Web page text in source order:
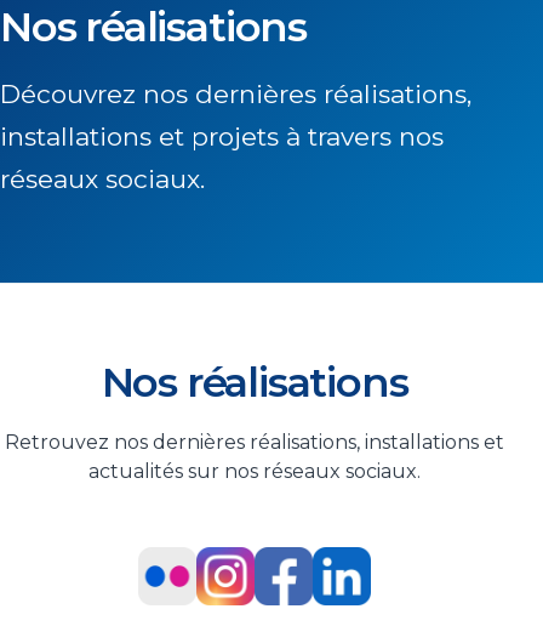
Nos réalisations
Découvrez nos dernières réalisations,
installations et projets à travers nos
réseaux sociaux.
Nos réalisations
Retrouvez nos dernières réalisations, installations et
actualités sur nos réseaux sociaux.